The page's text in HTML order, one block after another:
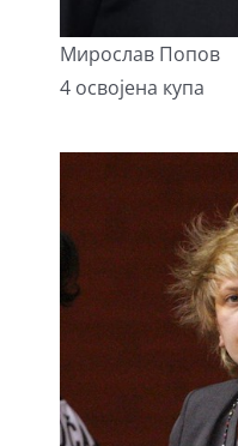
Мирослав Попов
4 освојена купа